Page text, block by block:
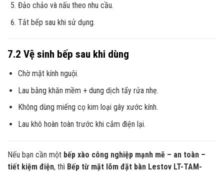
Đảo chảo và nấu theo nhu cầu.
Tắt bếp sau khi sử dụng.
7.2 Vệ sinh bếp sau khi dùng
Chờ mặt kính nguội.
Lau bằng khăn mềm + dung dịch tẩy rửa nhẹ.
Không dùng miếng cọ kim loại gây xước kính.
Lau khô hoàn toàn trước khi cắm điện lại.
Nếu bạn cần một bếp xào công nghiệp mạnh mẽ – an toàn –
tiết kiệm điện, thì Bếp từ mặt lõm đặt bàn Lestov LT-TAM-